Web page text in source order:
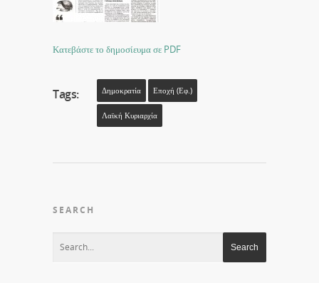
Κατεβάστε το δημοσίευμα σε PDF
Tags: Δημοκρατία Εποχή (εφ.)
Λαϊκή Κυριαρχία
SEARCH